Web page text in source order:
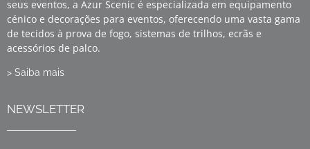
seus eventos, a Azur Scenic é especializada em equipamento
cénico e decorações para eventos, oferecendo uma vasta gama
de tecidos à prova de fogo, sistemas de trilhos, ecrãs e
acessórios de palco.
> Saiba mais
NEWSLETTER